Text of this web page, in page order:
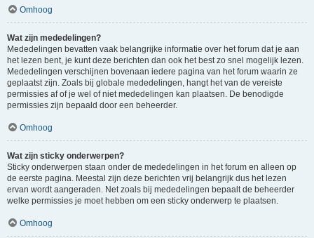
Omhoog
Wat zijn mededelingen?
Mededelingen bevatten vaak belangrijke informatie over het forum dat je aan
het lezen bent, je kunt deze berichten dan ook het best zo snel mogelijk lezen.
Mededelingen verschijnen bovenaan iedere pagina van het forum waarin ze
geplaatst zijn. Zoals bij globale mededelingen, hangt het van de vereiste
permissies af of je wel of niet mededelingen kan plaatsen. De benodigde
permissies zijn bepaald door een beheerder.
Omhoog
Wat zijn sticky onderwerpen?
Sticky onderwerpen staan onder de mededelingen in het forum en alleen op
de eerste pagina. Meestal zijn deze berichten vrij belangrijk dus het lezen
ervan wordt aangeraden. Net zoals bij mededelingen bepaalt de beheerder
welke permissies je moet hebben om een sticky onderwerp te plaatsen.
Omhoog